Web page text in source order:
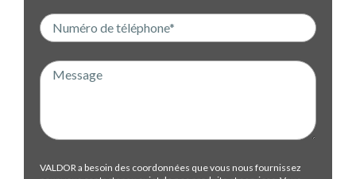
VALDOR a besoin des coordonnées que vous nous fournissez